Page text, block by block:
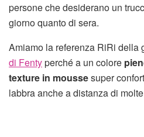
persone che desiderano un
giorno quanto di sera.
Amiamo la referenza RiRi della
di Fentyperché a un colore
texture in moussesuper
labbra anche a distanza di